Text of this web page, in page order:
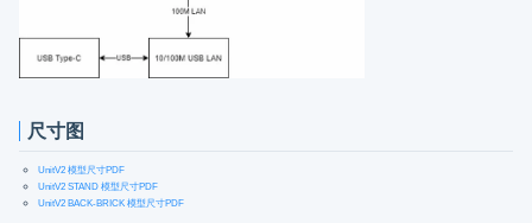
尺寸图
UnitV2 模型尺寸PDF
UnitV2 STAND 模型尺寸PDF
UnitV2 BACK-BRICK 模型尺寸PDF